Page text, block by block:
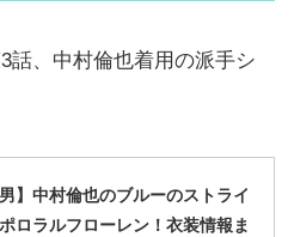
話、中村倫也着用の派手シ
男】中村倫也のブルーのストライ
ロラルフローレン！衣装情報ま